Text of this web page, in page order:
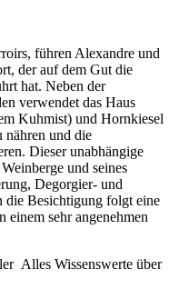
führen Alexandre und
der auf dem Gut die
hat. Neben der
verwendet das Haus
Kuhmist) und Hornkiesel
nähren und die
Dieser unabhängige
und seines
Degorgier- und
die Besichtigung folgt eine
einem sehr angenehmen
Alles Wissenswerte über